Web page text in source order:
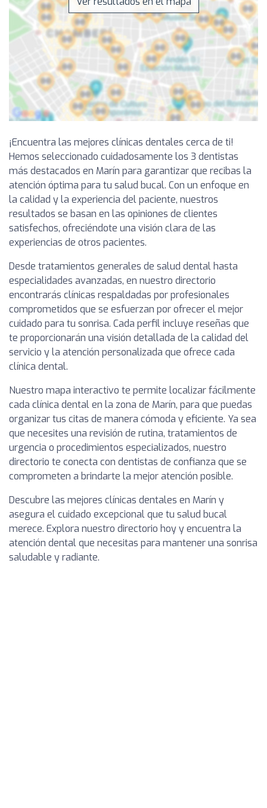
¡Encuentra las mejores clínicas dentales cerca de ti!
Hemos seleccionado cuidadosamente los 3 dentistas
más destacados en Marín para garantizar que recibas la
atención óptima para tu salud bucal. Con un enfoque en
la calidad y la experiencia del paciente, nuestros
resultados se basan en las opiniones de clientes
satisfechos, ofreciéndote una visión clara de las
experiencias de otros pacientes.
Desde tratamientos generales de salud dental hasta
especialidades avanzadas, en nuestro directorio
encontrarás clínicas respaldadas por profesionales
comprometidos que se esfuerzan por ofrecer el mejor
cuidado para tu sonrisa. Cada perfil incluye reseñas que
te proporcionarán una visión detallada de la calidad del
servicio y la atención personalizada que ofrece cada
clínica dental.
Nuestro mapa interactivo te permite localizar fácilmente
cada clínica dental en la zona de Marín, para que puedas
organizar tus citas de manera cómoda y eficiente. Ya sea
que necesites una revisión de rutina, tratamientos de
urgencia o procedimientos especializados, nuestro
directorio te conecta con dentistas de confianza que se
comprometen a brindarte la mejor atención posible.
Descubre las mejores clínicas dentales en Marín y
asegura el cuidado excepcional que tu salud bucal
merece. Explora nuestro directorio hoy y encuentra la
atención dental que necesitas para mantener una sonrisa
saludable y radiante.